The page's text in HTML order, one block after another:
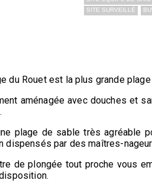
SITE SURVEILLÉ
du Rouet est la plus grande
aménagée avec douches et
plage de sable très agréable
dispensés par des maîtres-
de plongée tout proche vous